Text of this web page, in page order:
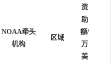
NOAA牵头
机构
区域
资
助
额/
万
美